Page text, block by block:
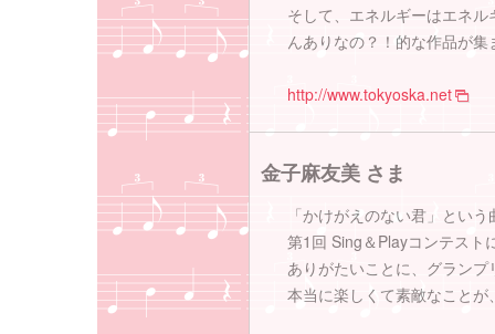
そして、エネルギーはエネ
んありなの？！的な作品が
http://www.tokyoska.net
金子麻友美 さま
「かけがえのない君」という
第1回 Sing＆Playコンテスト
ありがたいことに、グラン
本当に楽しくて素敵なこと